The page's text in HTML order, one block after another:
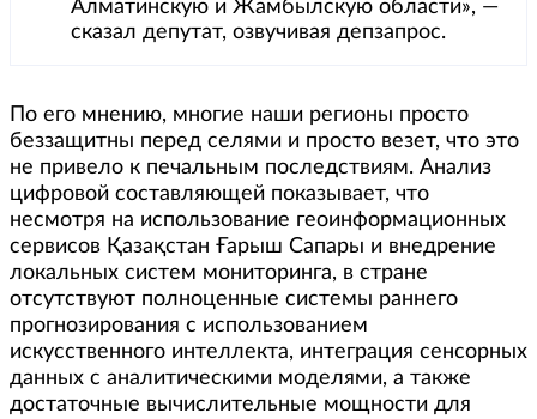
Алматинскую и Жамбылскую области», —
сказал депутат, озвучивая депзапрос.
По его мнению, многие наши регионы просто
беззащитны перед селями и просто везет, что это
не привело к печальным последствиям. Анализ
цифровой составляющей показывает, что
несмотря на использование геоинформационных
сервисов Қазақстан Ғарыш Сапары и внедрение
локальных систем мониторинга, в стране
отсутствуют полноценные системы раннего
прогнозирования с использованием
искусственного интеллекта, интеграция сенсорных
данных с аналитическими моделями, а также
достаточные вычислительные мощности для